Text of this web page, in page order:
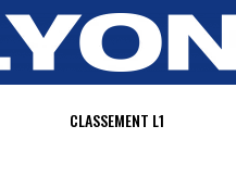
CLASSEMENT L1